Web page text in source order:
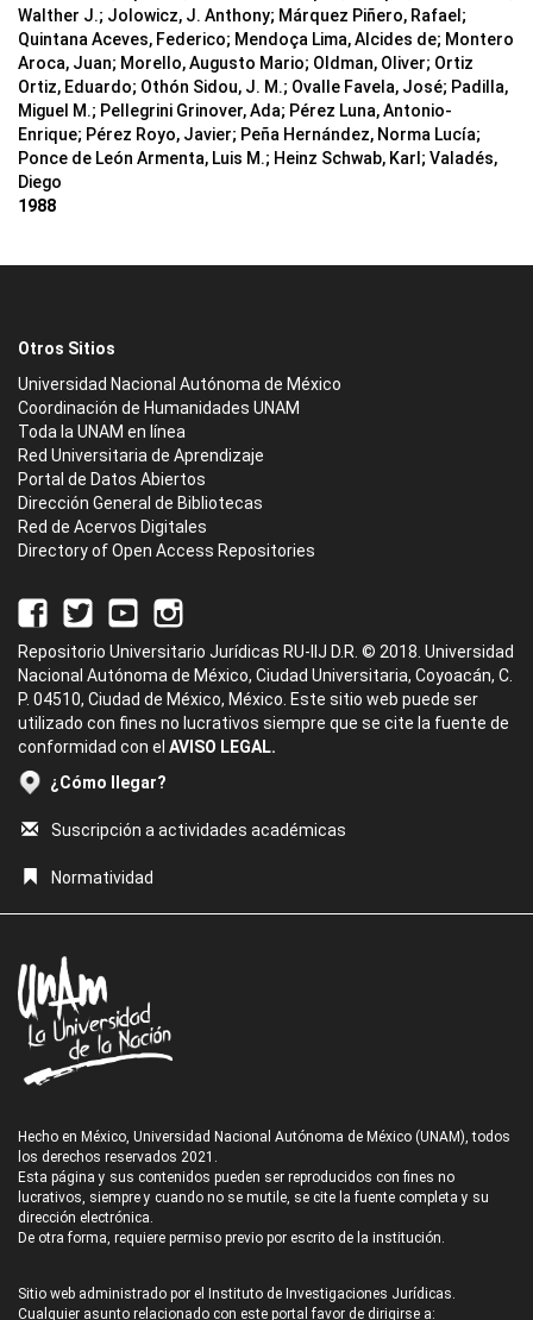
Walther J.; Jolowicz, J. Anthony; Márquez Piñero, Rafael;
Quintana Aceves, Federico; Mendoça Lima, Alcides de; Montero
Aroca, Juan; Morello, Augusto Mario; Oldman, Oliver; Ortiz
Ortiz, Eduardo; Othón Sidou, J. M.; Ovalle Favela, José; Padilla,
Miguel M.; Pellegrini Grinover, Ada; Pérez Luna, Antonio-
Enrique; Pérez Royo, Javier; Peña Hernández, Norma Lucía;
Ponce de León Armenta, Luis M.; Heinz Schwab, Karl; Valadés,
Diego
1988
Otros Sitios
Universidad Nacional Autónoma de México
Coordinación de Humanidades UNAM
Toda la UNAM en línea
Red Universitaria de Aprendizaje
Portal de Datos Abiertos
Dirección General de Bibliotecas
Red de Acervos Digitales
Directory of Open Access Repositories
Repositorio Universitario Jurídicas RU-IIJ D.R. © 2018. Universidad
Nacional Autónoma de México, Ciudad Universitaria, Coyoacán, C.
P. 04510, Ciudad de México, México. Este sitio web puede ser
utilizado con fines no lucrativos siempre que se cite la fuente de
conformidad con el AVISO LEGAL.
¿Cómo llegar?
Suscripción a actividades académicas
Normatividad
Hecho en México, Universidad Nacional Autónoma de México (UNAM), todos
los derechos reservados 2021.
Esta página y sus contenidos pueden ser reproducidos con fines no
lucrativos, siempre y cuando no se mutile, se cite la fuente completa y su
dirección electrónica.
De otra forma, requiere permiso previo por escrito de la institución.
Sitio web administrado por el Instituto de Investigaciones Jurídicas.
Cualquier asunto relacionado con este portal favor de dirigirse a: